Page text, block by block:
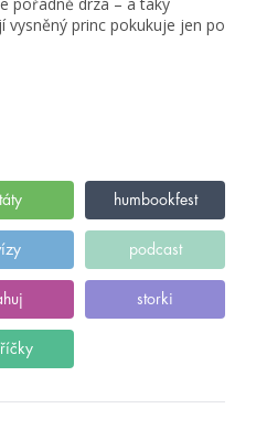
vysněný princ pokukuje jen po
humbookfest
podcast
storki